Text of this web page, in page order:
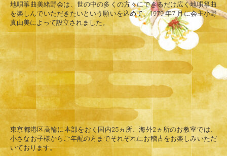
地唄箏曲美緒野会は、世の中の多くの方々にできるだけ広く地唄箏曲
を楽しんでいただきたいという願いを込めて、1979 年7 月に会主小野
真由美によって設立されました。
東京都港区高輪に本部をおく国内25ヵ所、海外2ヵ所のお教室では、
小さなお子様からご年配の方までそれぞれにお稽古をお楽しみいただ
いております。